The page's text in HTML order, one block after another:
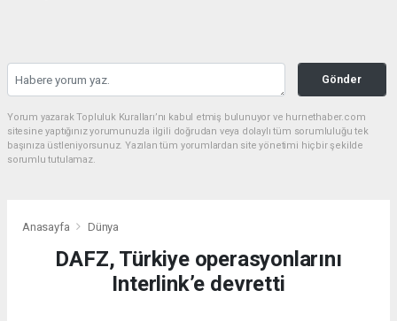
Gönder
Yorum yazarak Topluluk Kuralları’nı kabul etmiş bulunuyor ve hurnethaber.com
sitesine yaptığınız yorumunuzla ilgili doğrudan veya dolaylı tüm sorumluluğu tek
başınıza üstleniyorsunuz. Yazılan tüm yorumlardan site yönetimi hiçbir şekilde
sorumlu tutulamaz.
Anasayfa Dünya
DAFZ, Türkiye operasyonlarını
Interlink’e devretti